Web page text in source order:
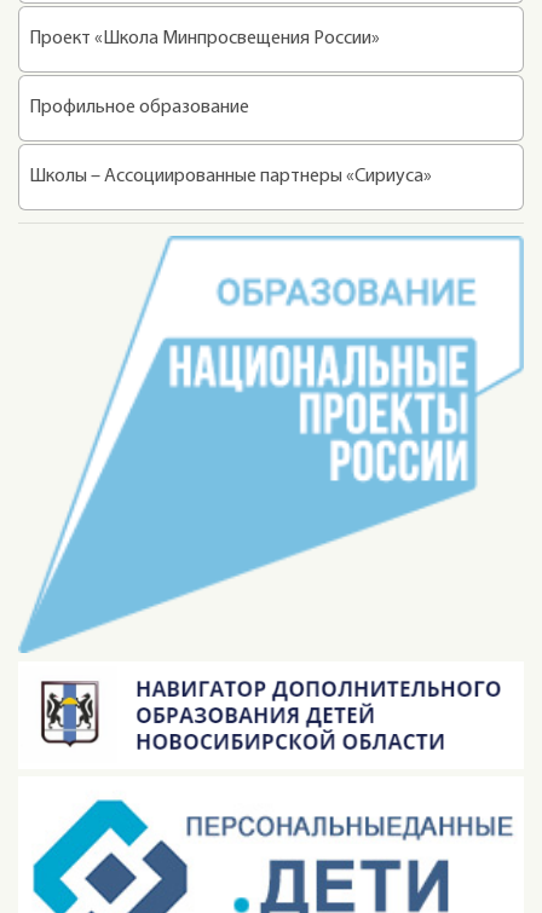
Проект «Школа Минпросвещения России»
Профильное образование
Школы – Ассоциированные партнеры «Сириуса»